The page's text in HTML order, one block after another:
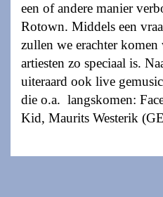
een of andere manier
Rotown. Middels een
zullen we erachter
artiesten zo speciaal is.
uiteraard ook live
die o.a. langskomen:
Kid, Maurits Westerik